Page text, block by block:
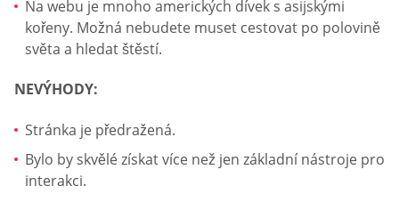
Na webu je mnoho amerických dívek s asijskými
kořeny. Možná nebudete muset cestovat po polovině
světa a hledat štěstí.
NEVÝHODY:
Stránka je předražená.
Bylo by skvělé získat více než jen základní nástroje pro
interakci.